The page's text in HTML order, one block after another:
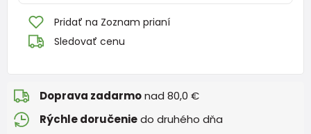
Pridať na Zoznam prianí
Sledovať cenu
Doprava zadarmonad 80,0 €
Rýchle doručeniedo druhého dňa